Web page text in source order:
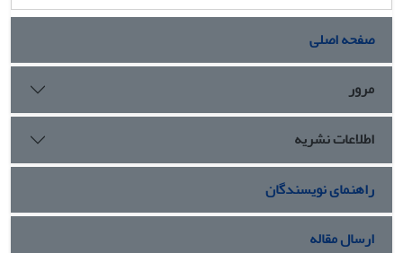
صفحه اصلی
مرور
اطلاعات نشریه
راهنمای نویسندگان
ارسال مقاله